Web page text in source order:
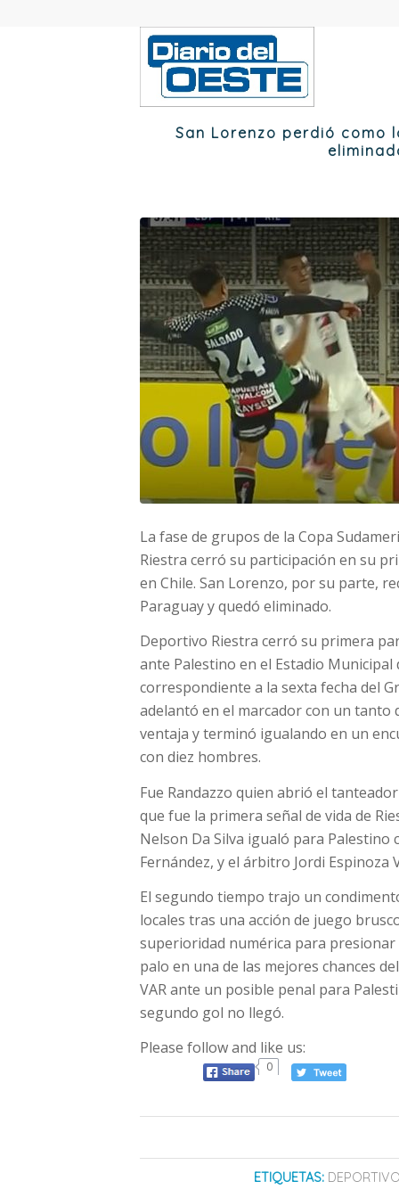
San Lorenzo perdió como
La fase de grupos de la Copa
Riestra cerró su participación en su
en Chile. San Lorenzo, por su parte,
Paraguay y quedó eliminado.
Deportivo Riestra cerró su primera
ante Palestino en el Estadio
correspondiente a la sexta fecha del
adelantó en el marcador con un tanto
ventaja y terminó igualando en un
con diez hombres.
Fue Randazzo quien abrió el
que fue la primera señal de vida de
Nelson Da Silva igualó para Palestino
Fernández, y el árbitro Jordi Espinoza
El segundo tiempo trajo un
locales tras una acción de juego
superioridad numérica para
palo en una de las mejores chances
VAR ante un posible penal para
segundo gol no llegó.
Please follow and like us:
0
ETIQUETAS: